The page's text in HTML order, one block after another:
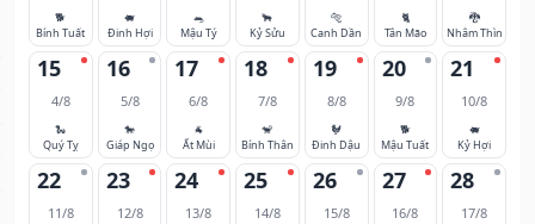
🐕
Bính Tuất
🐖
Đinh Hợi
🐀
Mậu Tý
🐂
Kỷ Sửu
🐅
Canh Dần
🐈
Tân Mão
🐉
Nhâm Thìn
15
4/8
🐍
Quý Tỵ
16
5/8
🐎
Giáp Ngọ
17
6/8
🐐
Ất Mùi
18
7/8
🐒
Bính Thân
19
8/8
🐓
Đinh Dậu
20
9/8
🐕
Mậu Tuất
21
10/8
🐖
Kỷ Hợi
22
11/8
23
12/8
24
13/8
25
14/8
26
15/8
27
16/8
28
17/8